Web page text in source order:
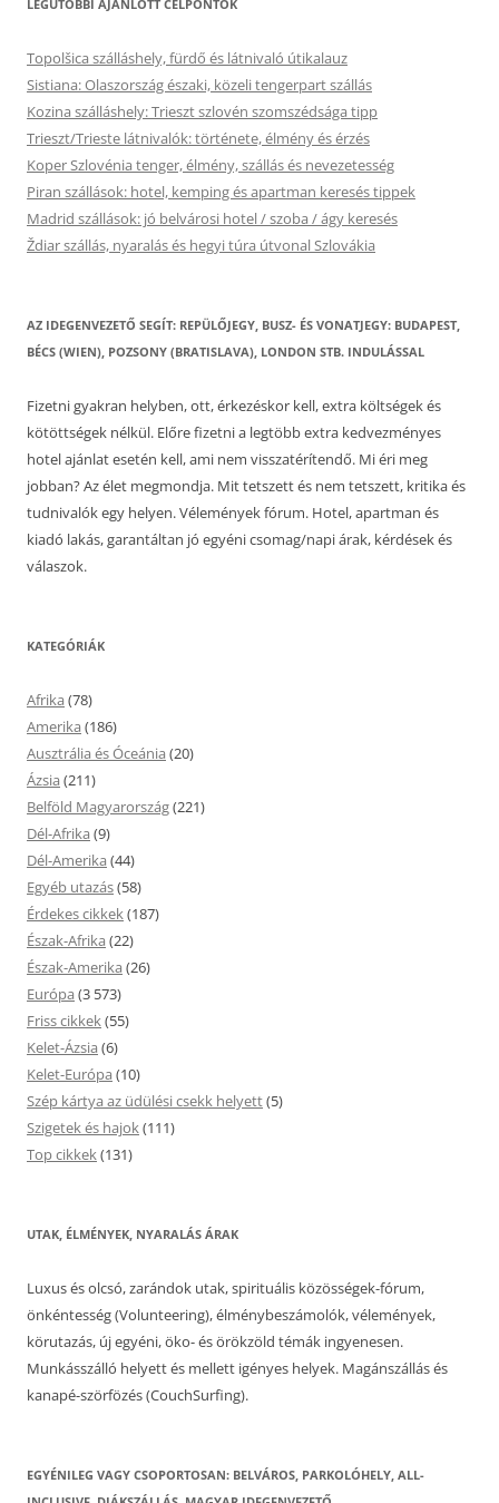
LEGUTÓBBI AJÁNLOTT CÉLPONTOK
Topolšica szálláshely, fürdő és látnivaló útikalauz
Sistiana: Olaszország északi, közeli tengerpart szállás
Kozina szálláshely: Trieszt szlovén szomszédsága tipp
Trieszt/Trieste látnivalók: története, élmény és érzés
Koper Szlovénia tenger, élmény, szállás és nevezetesség
Piran szállások: hotel, kemping és apartman keresés tippek
Madrid szállások: jó belvárosi hotel / szoba / ágy keresés
Ždiar szállás, nyaralás és hegyi túra útvonal Szlovákia
AZ IDEGENVEZETŐ SEGÍT: REPÜLŐJEGY, BUSZ- ÉS VONATJEGY: BUDAPEST,
BÉCS (WIEN), POZSONY (BRATISLAVA), LONDON STB. INDULÁSSAL
Fizetni gyakran helyben, ott, érkezéskor kell, extra költségek és
kötöttségek nélkül. Előre fizetni a legtöbb extra kedvezményes
hotel ajánlat esetén kell, ami nem visszatérítendő. Mi éri meg
jobban? Az élet megmondja. Mit tetszett és nem tetszett, kritika és
tudnivalók egy helyen. Vélemények fórum. Hotel, apartman és
kiadó lakás, garantáltan jó egyéni csomag/napi árak, kérdések és
válaszok.
KATEGÓRIÁK
Afrika (78)
Amerika (186)
Ausztrália és Óceánia (20)
Ázsia (211)
Belföld Magyarország(221)
Dél-Afrika (9)
Dél-Amerika (44)
Egyéb utazás(58)
Érdekes cikkek(187)
Észak-Afrika (22)
Észak-Amerika (26)
Európa (3 573)
Friss cikkek(55)
Kelet-Ázsia (6)
Kelet-Európa (10)
Szép kártya az üdülési csekk helyett(5)
Szigetek és hajok(111)
Top cikkek(131)
UTAK, ÉLMÉNYEK, NYARALÁS ÁRAK
Luxus és olcsó, zarándok utak, spirituális közösségek-fórum,
önkéntesség (Volunteering), élménybeszámolók, vélemények,
körutazás, új egyéni, öko- és örökzöld témák ingyenesen.
Munkásszálló helyett és mellett igényes helyek. Magánszállás és
kanapé-szörfözés (CouchSurfing).
EGYÉNILEG VAGY CSOPORTOSAN: BELVÁROS, PARKOLÓHELY, ALL-